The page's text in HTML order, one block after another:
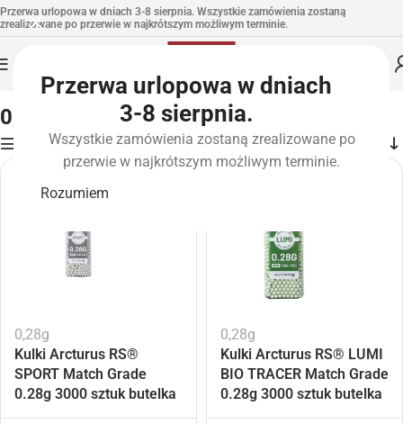
Przerwa urlopowa w dniach
3-8 sierpnia.
Wszystkie zamówienia zostaną zrealizowane po
przerwie w najkrótszym możliwym terminie.
Rozumiem
Przerwa urlopowa w dniach 3-8 sierpnia. Wszystkie zamówienia zostaną
zrealizowane po przerwie w najkrótszym możliwym terminie.
Strona główna»0,28g
0,28g
Filters
0,28g
Kulki Arcturus RS®
SPORT Match Grade
0.28g 3000 sztuk butelka
0,28g
Kulki Arcturus RS® LUMI
BIO TRACER Match Grade
0.28g 3000 sztuk butelka